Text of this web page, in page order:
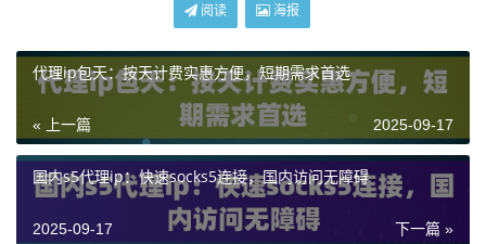
阅读 海报
代理ip包天：按天计费实惠方便，短期需求首选
« 上一篇 2025-09-17
国内s5代理ip：快速socks5连接，国内访问无障碍
下一篇 »
2025-09-17